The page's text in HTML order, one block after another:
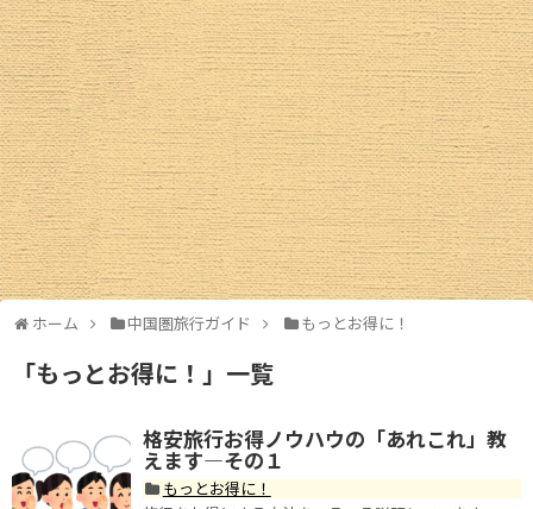
ホーム 中国圏旅行ガイド もっとお得に！
「もっとお得に！ 」 一覧
格安旅行お得ノウハウの「あれこれ」教
えます―その１
もっとお得に！
西安ツアー
治安情報
西安の気候・空気
西安ギャラリー
西安交通情報
お土産情報
北京